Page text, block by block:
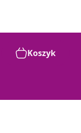
Koszyk